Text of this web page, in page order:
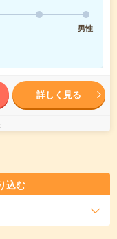
男性
詳しく見る
込む